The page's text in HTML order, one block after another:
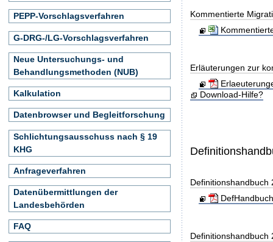
Kommentierte
Erläuterungen zur
Download-Hilfe?
Definitionshandbuch
Definitionshandbuch
PEPP-Vorschlagsverfahren
G-DRG-/LG-Vorschlagsverfahren
Neue Untersuchungs- und
Behandlungsmethoden (NUB)
Kalkulation
Datenbrowser und Begleitforschung
Schlichtungsausschuss nach § 19
KHG
Anfrageverfahren
Datenübermittlungen der
Landesbehörden
FAQ